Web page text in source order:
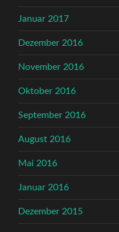
Januar 2017
Dezember 2016
November 2016
Oktober 2016
September 2016
August 2016
Mai 2016
Januar 2016
Dezember 2015